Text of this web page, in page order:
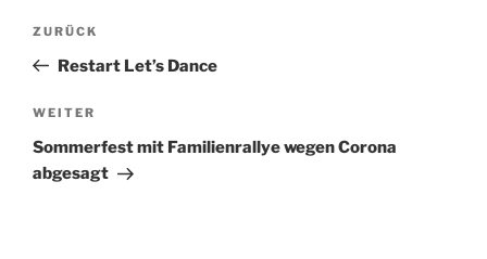
Beitragsnavigation
Vorheriger
Beitrag
ZURÜCK
Restart Let’s Dance
Nächster
Beitrag
WEITER
Sommerfest mit Familienrallye wegen Corona
abgesagt